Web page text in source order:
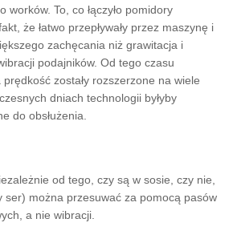
worków. To, co łączyło pomidory
że łatwo przepływały przez maszynę i
zachęcania niż grawitacja i
podajników. Od tego czasu
prędkość zostały rozszerzone na wiele
dniach technologii byłyby
do obsłużenia.
od tego, czy są w sosie, czy nie,
ser) można przesuwać za pomocą pasów
a nie wibracji.